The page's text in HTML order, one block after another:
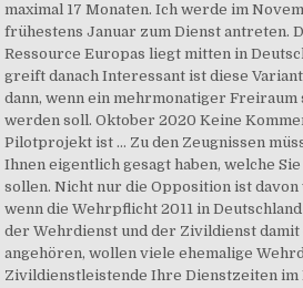
maximal 17 Monaten. Ich werde im
frühestens Januar zum Dienst antreten.
Ressource Europas liegt mitten in
greift danach Interessant ist diese
dann, wenn ein mehrmonatiger
werden soll. Oktober 2020 Keine
Pilotprojekt ist … Zu den Zeugnissen
Ihnen eigentlich gesagt haben, welche
sollen. Nicht nur die Opposition ist
wenn die Wehrpflicht 2011 in
der Wehrdienst und der Zivildienst
angehören, wollen viele ehemalige
Zivildienstleistende Ihre Dienstzeiten im